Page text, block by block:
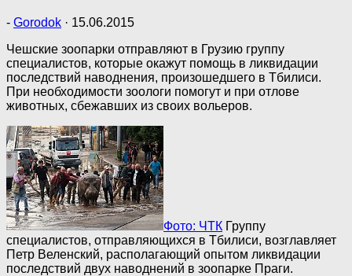
- Gorodok · 15.06.2015
Чешские зоопарки отправляют в Грузию группу
специалистов, которые окажут помощь в ликвидации
последствий наводнения, произошедшего в Тбилиси.
При необходимости зоологи помогут и при отлове
животных, сбежавших из своих вольеров.
Фото: ЧТК Группу
специалистов, отправляющихся в Тбилиси, возглавляет
Петр Веленский, располагающий опытом ликвидации
последствий двух наводнений в зоопарке Праги.